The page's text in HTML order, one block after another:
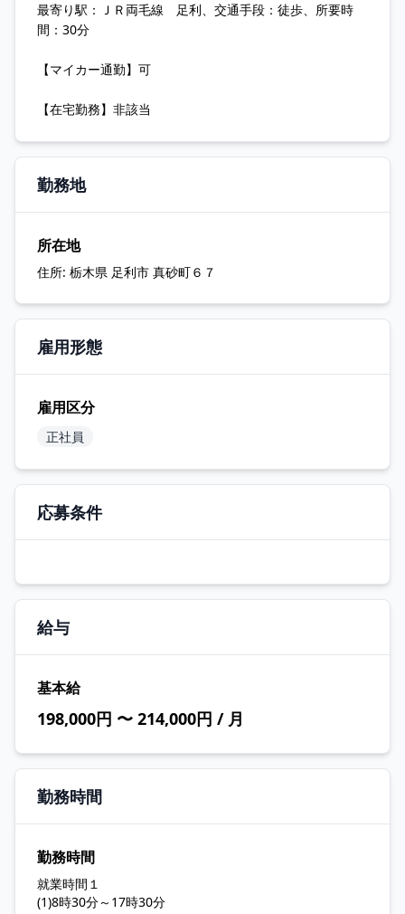
最寄り駅：ＪＲ両毛線 足利、交通手段：徒歩、所要時
間：30分
【マイカー通勤】可
【在宅勤務】非該当
勤務地
所在地
住所: 栃木県 足利市 真砂町６７
雇用形態
雇用区分
正社員
応募条件
給与
基本給
198,000円 〜 214,000円 / 月
勤務時間
勤務時間
就業時間１
(1)8時30分～17時30分